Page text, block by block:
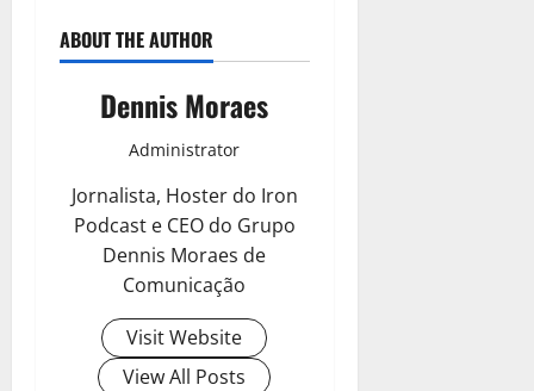
ABOUT THE AUTHOR
Dennis Moraes
Administrator
Jornalista, Hoster do Iron
Podcast e CEO do Grupo
Dennis Moraes de
Comunicação
Visit Website
View All Posts